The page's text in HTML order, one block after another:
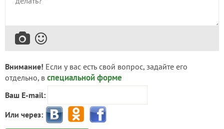
Внимание! Если у вас есть свой вопрос, задайте его
отдельно, в специальной форме
Ваш E-mail:
Или через: